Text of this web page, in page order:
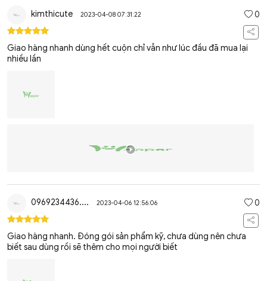
kimthicute 2023-04-08 07:31:22 0
Giao hàng nhanh dùng hết cuộn chỉ vẫn như lúc đầu đã mua lại
nhiều lần
0969234436.... 2023-04-06 12:56:06 0
Giao hàng nhanh. Đóng gói sản phẩm kỹ, chưa dùng nên chưa
biết sau dùng rồi sẽ thêm cho mọi người biết